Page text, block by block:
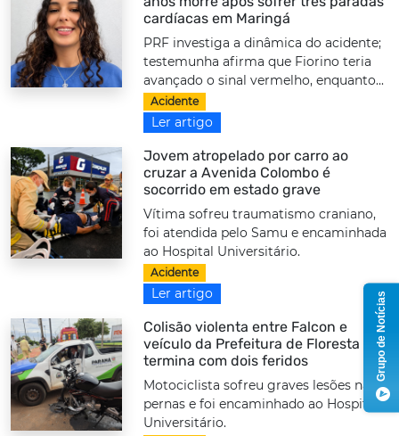
cardíacas em Maringá
PRF investiga a dinâmica do acidente;
testemunha afirma que Fiorino teria
avançado o sinal vermelho, enquanto...
Acidente
Ler artigo
Jovem atropelado por carro ao
cruzar a Avenida Colombo é
socorrido em estado grave
Vítima sofreu traumatismo craniano,
foi atendida pelo Samu e encaminhada
ao Hospital Universitário.
Acidente
Ler artigo
Colisão violenta entre Falcon e
veículo da Prefeitura de Floresta
termina com dois feridos
Motociclista sofreu graves lesões nas
pernas e foi encaminhado ao Hospital
Universitário.
Grupo de Notícias